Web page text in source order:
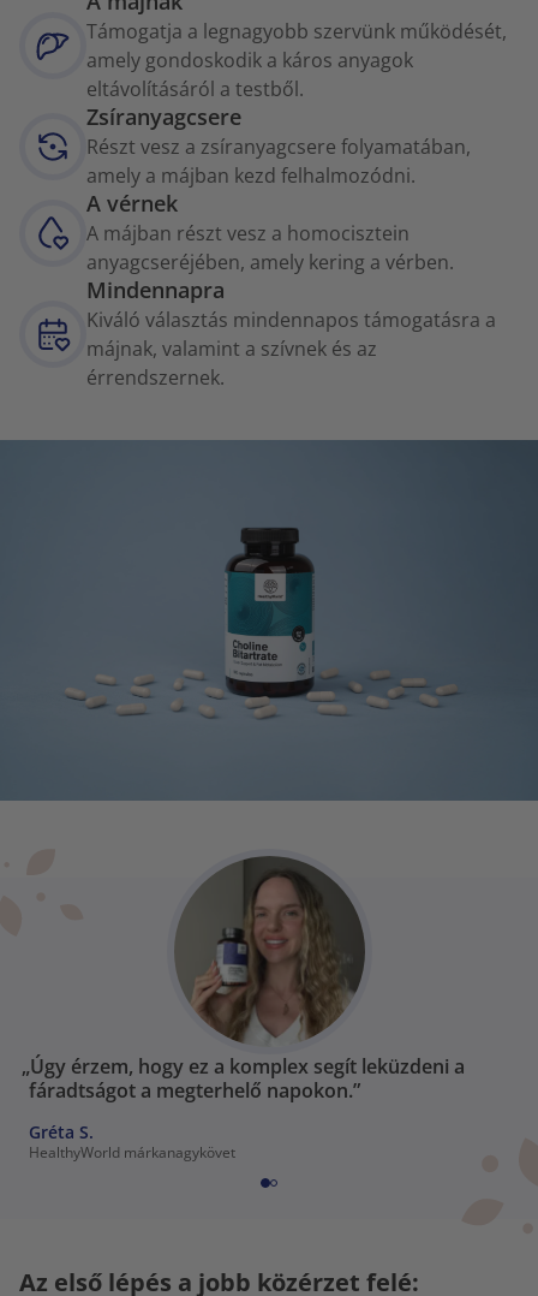
Támogatja a legnagyobb szervünk működését,
amely gondoskodik a káros anyagok
eltávolításáról a testből.
Zsíranyagcsere
Részt vesz a zsíranyagcsere folyamatában,
amely a májban kezd felhalmozódni.
A vérnek
A májban részt vesz a homocisztein
anyagcseréjében, amely kering a vérben.
Mindennapra
Kiváló választás mindennapos támogatásra a
májnak, valamint a szívnek és az
érrendszernek.
„Úgy érzem, hogy ez a komplex segít leküzdeni a
fáradtságot a megterhelő napokon.”
Gréta S.
HealthyWorld márkanagykövet
Az első lépés a jobb közérzet felé: